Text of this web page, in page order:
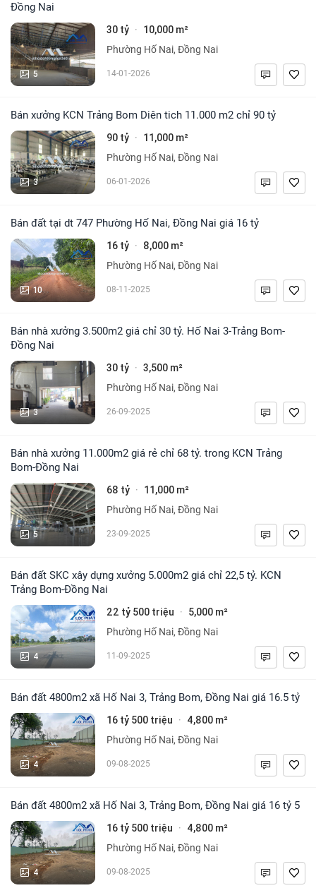
Đồng Nai
5
30 tỷ · 10,000 m²
Phường Hố Nai, Đồng Nai
14-01-2026
Bán xưởng KCN Trảng Bom Diên tich 11.000 m2 chỉ 90 tỷ
3
90 tỷ · 11,000 m²
Phường Hố Nai, Đồng Nai
06-01-2026
Bán đất tại dt 747 Phường Hố Nai, Đồng Nai giá 16 tỷ
10
16 tỷ · 8,000 m²
Phường Hố Nai, Đồng Nai
08-11-2025
Bán nhà xưởng 3.500m2 giá chỉ 30 tỷ. Hố Nai 3-Trảng Bom-
Đồng Nai
3
30 tỷ · 3,500 m²
Phường Hố Nai, Đồng Nai
26-09-2025
Bán nhà xưởng 11.000m2 giá rẻ chỉ 68 tỷ. trong KCN Trảng
Bom-Đồng Nai
5
68 tỷ · 11,000 m²
Phường Hố Nai, Đồng Nai
23-09-2025
Bán đất SKC xây dựng xưởng 5.000m2 giá chỉ 22,5 tỷ. KCN
Trảng Bom-Đồng Nai
4
22 tỷ 500 triệu · 5,000 m²
Phường Hố Nai, Đồng Nai
11-09-2025
Bán đất 4800m2 xã Hố Nai 3, Trảng Bom, Đồng Nai giá 16.5 tỷ
4
16 tỷ 500 triệu · 4,800 m²
Phường Hố Nai, Đồng Nai
09-08-2025
Bán đất 4800m2 xã Hố Nai 3, Trảng Bom, Đồng Nai giá 16 tỷ 5
4
16 tỷ 500 triệu · 4,800 m²
Phường Hố Nai, Đồng Nai
09-08-2025